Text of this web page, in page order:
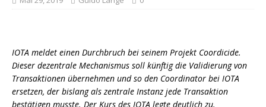
IOTA meldet einen Durchbruch bei seinem Projekt Coordicide.
Dieser dezentrale Mechanismus soll künftig die Validierung von
Transaktionen übernehmen und so den Coordinator bei IOTA
ersetzen, der bislang als zentrale Instanz jede Transaktion
bestätigen musste. Der Kurs des IOTA legte deutlich zu.